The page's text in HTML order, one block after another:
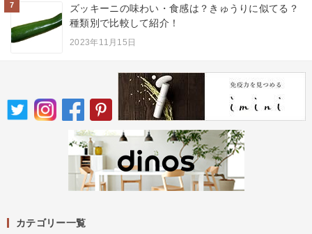
7
ズッキーニの味わい・食感は？きゅうりに似てる？
種類別で比較して紹介！
2023年11月15日
カテゴリー一覧